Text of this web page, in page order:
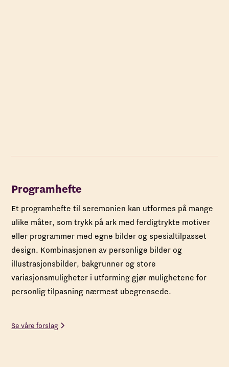
Programhefte
Et programhefte til seremonien kan utformes på mange
ulike måter, som trykk på ark med ferdigtrykte motiver
eller programmer med egne bilder og spesialtilpasset
design. Kombinasjonen av personlige bilder og
illustrasjonsbilder, bakgrunner og store
variasjonsmuligheter i utforming gjør mulighetene for
personlig tilpasning nærmest ubegrensede.
Se våre forslag